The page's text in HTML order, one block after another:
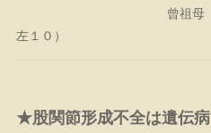
曾祖母 ピューレ
左１０）
★股関節形成不全は遺伝